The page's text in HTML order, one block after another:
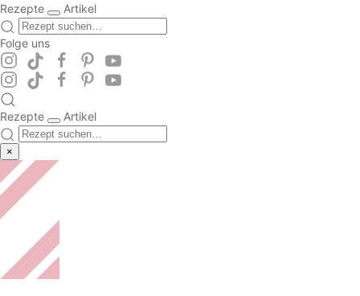
Rezepte Artikel
Folge uns
Rezepte Artikel
×